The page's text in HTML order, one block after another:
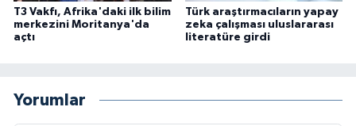
T3 Vakfı, Afrika'daki ilk bilim
merkezini Moritanya'da
açtı
Türk araştırmacıların yapay
zeka çalışması uluslararası
literatüre girdi
Yorumlar